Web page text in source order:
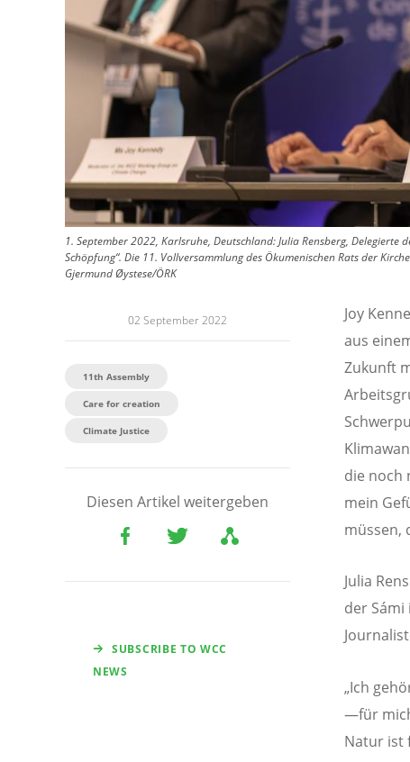
1. September 2022, Karlsruhe, Deutschland: Julia Rensberg,
Schöpfung“. Die 11. Vollversammlung des Ökumenischen Rats der
Gjermund Øystese/ÖRK
02 September 2022
11th Assembly
Care for creation
Climate Justice
Diesen Artikel weitergeben
SUBSCRIBE TO WCC
NEWS
Joy
aus
Zukunft
die noch
mein
müssen,
Julia
der
„Ich
—für
Natur ist